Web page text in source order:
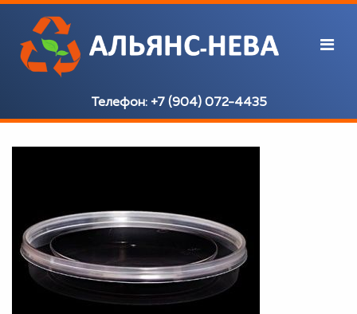
Телефон: +7 (904) 072-4435